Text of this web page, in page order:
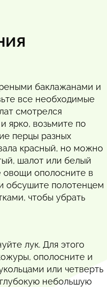
баклажанами и
все необходимые
смотрелся
ярко, возьмите по
перцы разных
красный, но можно
шалот или белый
овощи ополосните в
обсушите полотенцем
чтобы убрать
лук. Для этого
ополосните и
или четверть
небольшую